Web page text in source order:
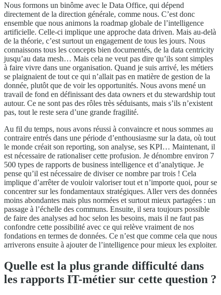
Nous formons un binôme avec le Data Office, qui dépend
directement de la direction générale, comme nous. C’est donc
ensemble que nous animons la roadmap globale de l’intelligence
artificielle. Celle-ci implique une approche data driven. Mais au-delà
de la théorie, c’est surtout un engagement de tous les jours. Nous
connaissons tous les concepts bien documentés, de la data centricity
jusqu’au data mesh… Mais cela ne veut pas dire qu’ils sont simples
à faire vivre dans une organisation. Quand je suis arrivé, les métiers
se plaignaient de tout ce qui n’allait pas en matière de gestion de la
donnée, plutôt que de voir les opportunités. Nous avons mené un
travail de fond en définissant des data owners et du stewardship tout
autour. Ce ne sont pas des rôles très séduisants, mais s’ils n’existent
pas, tout le reste sera d’une grande fragilité.
Au fil du temps, nous avons réussi à convaincre et nous sommes au
contraire entrés dans une période d’enthousiasme sur la data, où tout
le monde créait son reporting, son analyse, ses KPI… Maintenant, il
est nécessaire de rationaliser cette profusion. Je dénombre environ 7
500 types de rapports de business intelligence et d’analytique. Je
pense qu’il est nécessaire de diviser ce nombre par trois ! Cela
implique d’arrêter de vouloir valoriser tout et n’importe quoi, pour se
concentrer sur les fondamentaux stratégiques. Aller vers des données
moins abondantes mais plus normées et surtout mieux partagées : un
passage à l’échelle des communs. Ensuite, il sera toujours possible
de faire des analyses ad hoc selon les besoins, mais il ne faut pas
confondre cette possibilité avec ce qui relève vraiment de nos
fondations en termes de données. Ce n’est que comme cela que nous
arriverons ensuite à ajouter de l’intelligence pour mieux les exploiter.
Quelle est la plus grande difficulté dans
les rapports IT-métier sur cette question ?